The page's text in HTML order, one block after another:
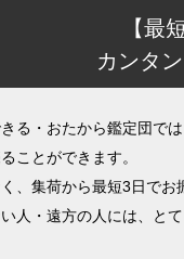
【最
カンタ
る・おたから鑑定団で
ことができます。
、集荷から最短3日でお
人・遠方の人には、と